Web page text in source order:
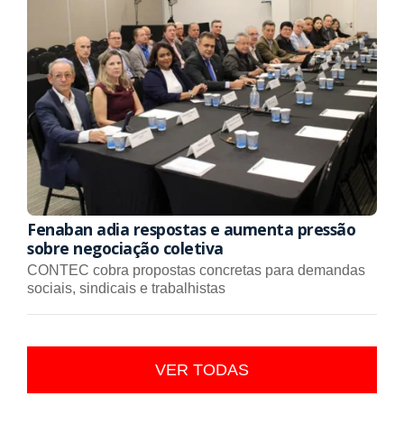
Fenaban adia respostas e aumenta pressão
sobre negociação coletiva
CONTEC cobra propostas concretas para demandas
sociais, sindicais e trabalhistas
VER TODAS